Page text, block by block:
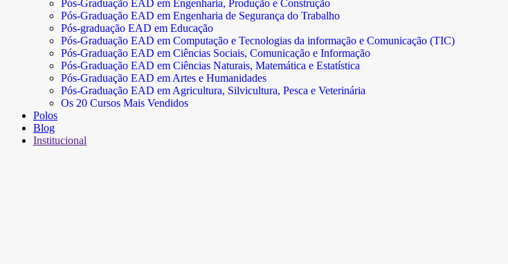
Pós-Graduação EAD em Engenharia, Produção e Construção
Pós-Graduação EAD em Engenharia de Segurança do Trabalho
Pós-graduação EAD em Educação
Pós-Graduação EAD em Computação e Tecnologias da informação e Comunicação (TIC)
Pós-Graduação EAD em Ciências Sociais, Comunicação e Informação
Pós-Graduação EAD em Ciências Naturais, Matemática e Estatística
Pós-Graduação EAD em Artes e Humanidades
Pós-Graduação EAD em Agricultura, Silvicultura, Pesca e Veterinária
Os 20 Cursos Mais Vendidos
Polos
Blog
Institucional